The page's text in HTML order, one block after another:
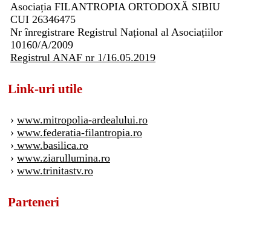
Asociația FILANTROPIA ORTODOXĂ SIBIU
CUI 26346475
Nr înregistrare Registrul Național al Asociațiilor
10160/A/2009
Registrul ANAF nr 1/16.05.2019
Link-uri utile
› www.mitropolia-ardealului.ro
› www.federatia-filantropia.ro
› www.basilica.ro
› www.ziarullumina.ro
› www.trinitastv.ro
Parteneri